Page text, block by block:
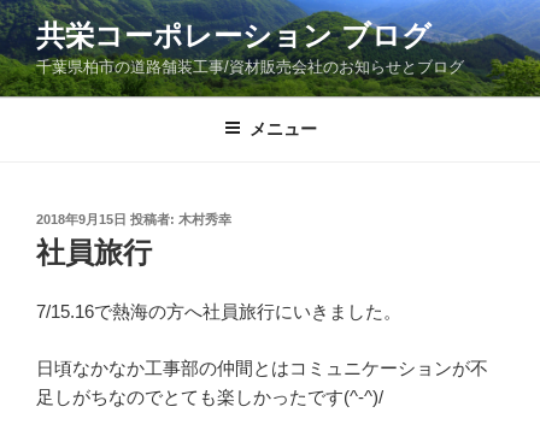
コ
ン
テ
ン
共栄コーポレーション ブログ
千葉県柏市の道路舗装工事/資材販売会社のお知らせとブログ
メニュー
投
稿
日:
2018年9月15日 投稿者: 木村秀幸
社員旅行
7/15.16で熱海の方へ社員旅行にいきました。
日頃なかなか工事部の仲間とはコミュニケーションが不
足しがちなのでとても楽しかったです(^-^)/